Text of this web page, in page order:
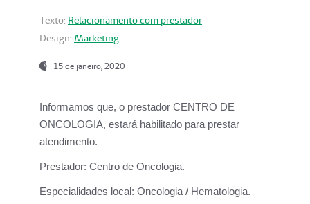
Texto: Relacionamento com prestador
Design: Marketing
15 de janeiro, 2020
Informamos que, o prestador CENTRO DE
ONCOLOGIA, estará habilitado para prestar
atendimento.
Prestador: Centro de Oncologia.
Especialidades local: Oncologia / Hematologia.